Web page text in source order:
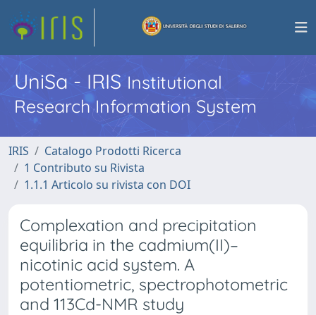
UniSa - IRISInstitutional
Research Information System
IRIS
Catalogo Prodotti Ricerca
1 Contributo su Rivista
1.1.1 Articolo su rivista con DOI
Complexation and precipitation
equilibria in the cadmium(II)–
nicotinic acid system. A
potentiometric, spectrophotometric
and 113Cd-NMR study